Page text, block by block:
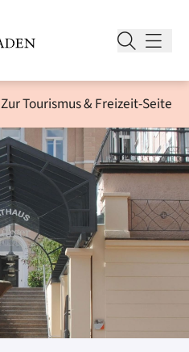
Zur Tourismus & Freizeit-Seite